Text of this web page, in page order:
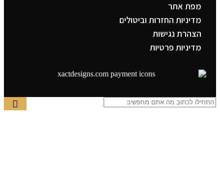
מפת אתר
מדיניות החזרות וביטולים
הצהרת נגישות
מדיניות פרטיות